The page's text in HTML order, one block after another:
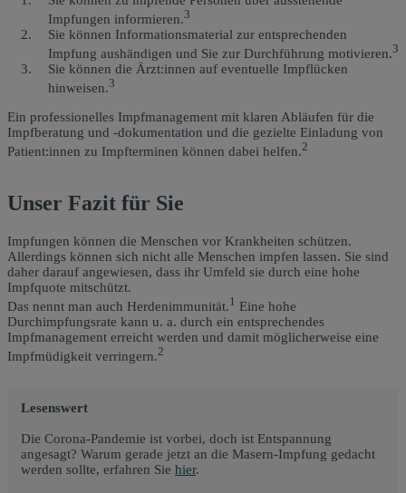
Impfungen informieren.3
Sie können Informationsmaterial zur entsprechenden
Impfung aushändigen und Sie zur Durchführung motivieren.3
Sie können die Ärzt:innen auf eventuelle Impflücken
hinweisen.3
Ein professionelles Impfmanagement mit klaren Abläufen für die
Impfberatung und -dokumentation und die gezielte Einladung von
Patient:innen zu Impfterminen können dabei helfen.2
Unser Fazit für Sie
Impfungen können die Menschen vor Krankheiten schützen.
Allerdings können sich nicht alle Menschen impfen lassen. Sie sind
daher darauf angewiesen, dass ihr Umfeld sie durch eine hohe
Impfquote mitschützt.
Das nennt man auch Herdenimmunität.1 Eine hohe
Durchimpfungsrate kann u. a. durch ein entsprechendes
Impfmanagement erreicht werden und damit möglicherweise eine
Impfmüdigkeit verringern.2
Lesenswert
Die Corona-Pandemie ist vorbei, doch ist Entspannung
angesagt? Warum gerade jetzt an die Masern-Impfung gedacht
werden sollte, erfahren Sie hier.